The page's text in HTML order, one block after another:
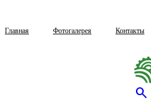
Главная Фотогалерея Контакты
search